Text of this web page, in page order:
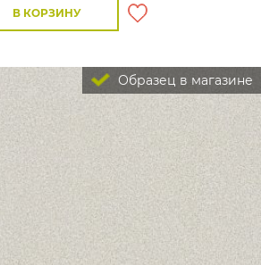
В КОРЗИНУ
Образец в магазине